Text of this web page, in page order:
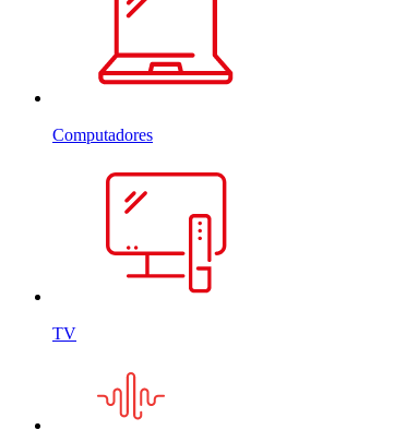
Computadores
TV